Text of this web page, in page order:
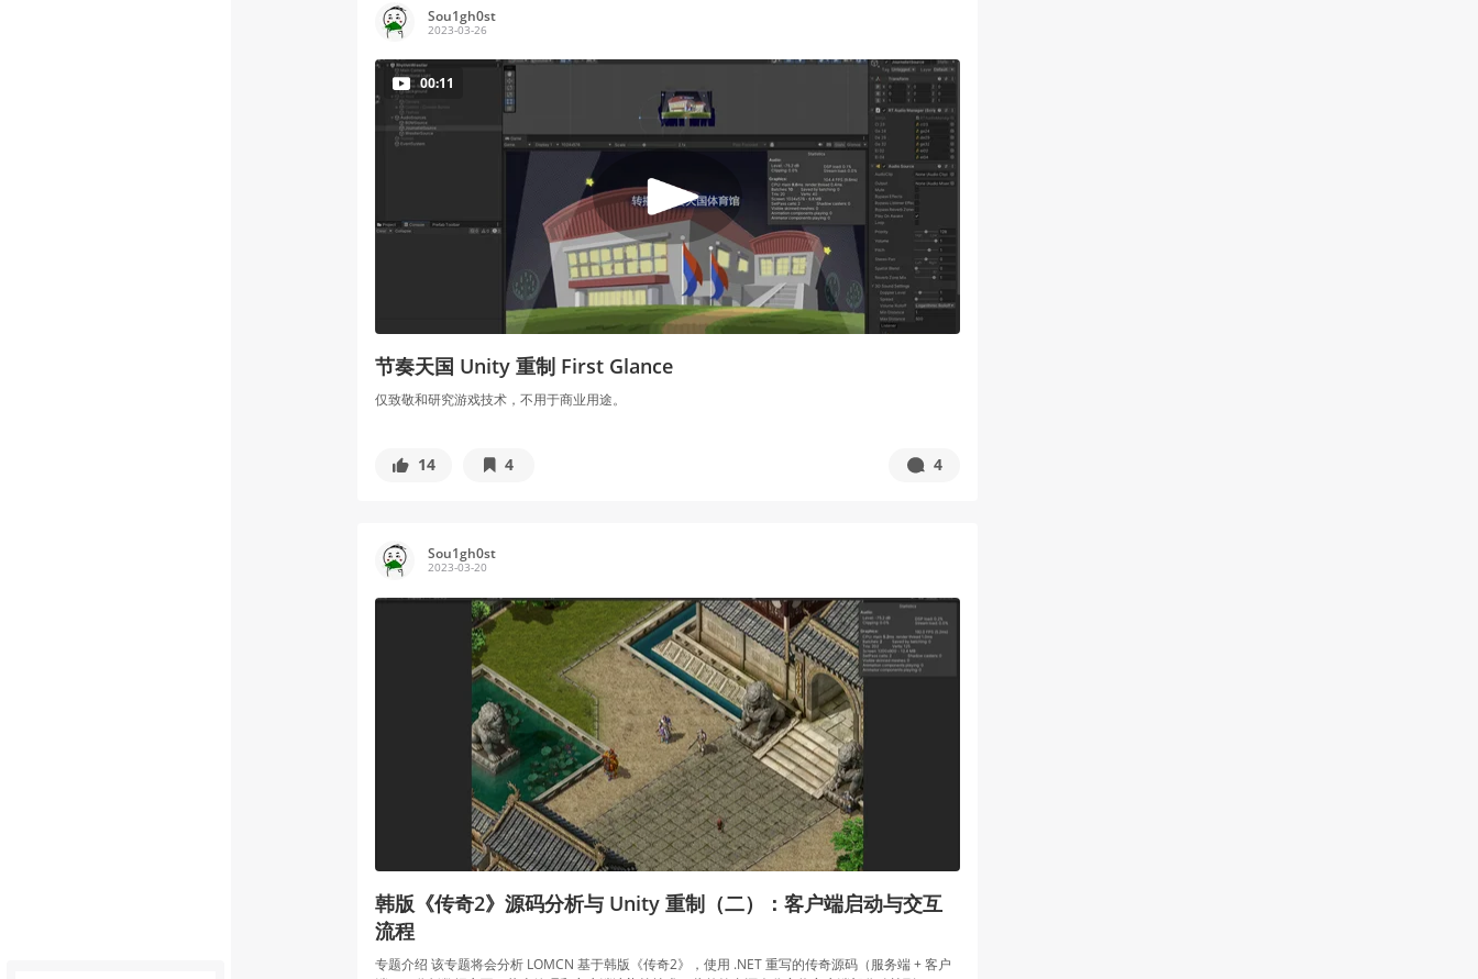
Sou1gh0st
2023-03-26
00:11
节奏天国 Unity 重制 First Glance
仅致敬和研究游戏技术，不用于商业用途。
14 4 4
Sou1gh0st
2023-03-20
韩版《传奇2》源码分析与 Unity 重制（二）：客户端启动与交互
流程
专题介绍 该专题将会分析 LOMCN 基于韩版《传奇2》，使用 .NET 重写的传奇源码（服务端 + 客户